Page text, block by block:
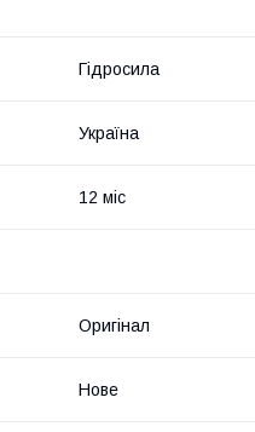
Гідросила
Україна
12 міс
Оригінал
Нове